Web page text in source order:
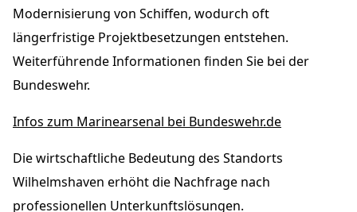
Modernisierung von Schiffen, wodurch oft
längerfristige Projektbesetzungen entstehen.
Weiterführende Informationen finden Sie bei der
Bundeswehr.
Infos zum Marinearsenal bei Bundeswehr.de
Die wirtschaftliche Bedeutung des Standorts
Wilhelmshaven erhöht die Nachfrage nach
professionellen Unterkunftslösungen.